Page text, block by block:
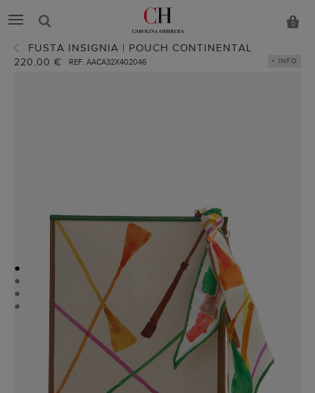
0
FUSTA INSIGNIA | POUCH CONTINENTAL
220,00 € REF. AACA32X402046 + INFO
●
●
●
●